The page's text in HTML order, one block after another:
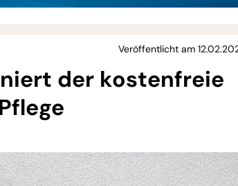
Veröffentlicht am
der kostenfreie